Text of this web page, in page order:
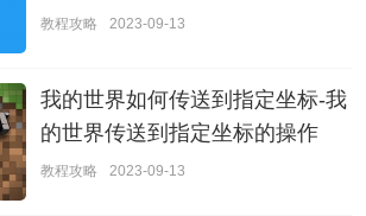
教程攻略 2023-09-13
我的世界如何传送到指定坐标-我
的世界传送到指定坐标的操作
教程攻略 2023-09-13